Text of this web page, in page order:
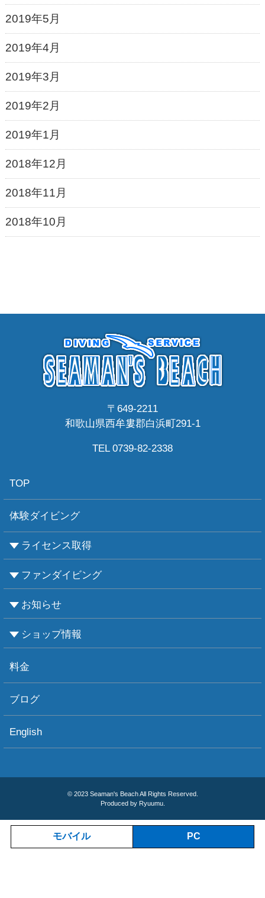
2019年5月
2019年4月
2019年3月
2019年2月
2019年1月
2018年12月
2018年11月
2018年10月
〒649-2211
和歌山県西牟婁郡白浜町291-1
TEL 0739-82-2338
TOP
体験ダイビング
ライセンス取得
CMASについて
PADIについて
Ｃカードライセンス取得
レベルアップCMAS
レベルアップPADI
インストラクターコース
エンリッチド・エア・ナイトロックス講習
ファンダイビング
ビーチダイビング
ボートダイビング
セルフダイビング
レンタル器材
お知らせ
お知らせ
お天気情報
フォトグラフィ
ツアー情報
ショップ情報
ショップ情報
アクセス
ダイビングポイント
ショップボート「かもめ」
スタッフ紹介
宿泊施設
リンク集
お問い合わせ
料金
ブログ
English
© 2023 Seaman's Beach All Rights Reserved.
Produced by Ryuumu.
モバイル PC